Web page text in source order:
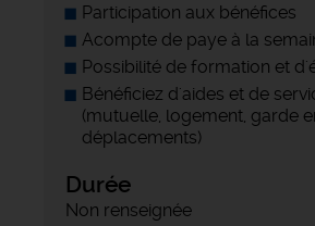
Participation aux bénéfices
Acompte de paye à la
Possibilité de formation et
Bénéficiez d'aides et de
(mutuelle, logement, garde
déplacements)
Durée
Non renseignée